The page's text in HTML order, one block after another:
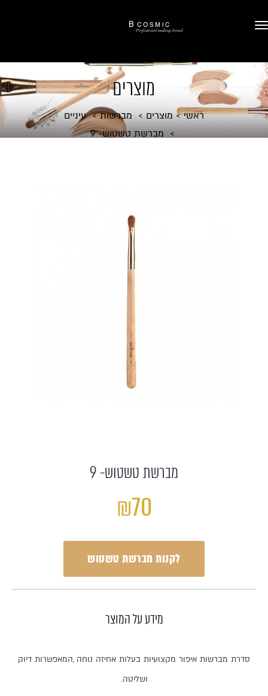
מוצרים
ראשי מוצרים מברשות
עיניים
מברשת טשטוש- 9
מברשת טשטוש- 9
₪70
לקנות מברשת טשטוש
מידע על המוצר
סדרת מברשות איפור מקצועיות בעלות אחיזה נוחה ,המאפשרות דיוק
ושליטה.